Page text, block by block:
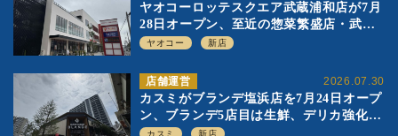
ヤオコーロッテスクエア武蔵浦和店が7月
28日オープン、至近の惣菜繁盛店・武蔵
浦和店とは生鮮強化、ですみ分け
ヤオコー 新店
2026.07.30
店舗運営
カスミがブランデ塩浜店を7月24日オープ
ン、ブランデ5店目は生鮮、デリカ強化の
一方で通常店の要素も取り入れ
カスミ 新店